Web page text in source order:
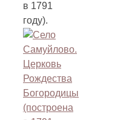
в 1791
году).